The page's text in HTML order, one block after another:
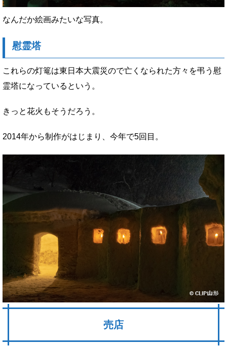
なんだか絵画みたいな写真。
慰霊塔
これらの灯篭は東日本大震災ので亡くなられた方々を弔う慰
霊塔になっているという。
きっと花火もそうだろう。
2014年から制作がはじまり、今年で5回目。
売店